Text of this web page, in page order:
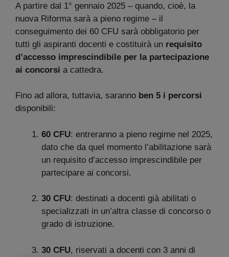
A partire dal 1° gennaio 2025 – quando, cioè, la
nuova Riforma sarà a pieno regime – il
conseguimento dei 60 CFU sarà obbligatorio per
tutti gli aspiranti docenti e costituirà un requisito
d’accesso imprescindibile per la partecipazione
ai concorsi a cattedra.
Fino ad allora, tuttavia, saranno ben 5 i percorsi
disponibili:
60 CFU: entreranno a pieno regime nel 2025,
dato che da quel momento l’abilitazione sarà
un requisito d’accesso imprescindibile per
partecipare ai concorsi.
30 CFU: destinati a docenti già abilitati o
specializzati in un’altra classe di concorso o
grado di istruzione.
30 CFU, riservati a docenti con 3 anni di